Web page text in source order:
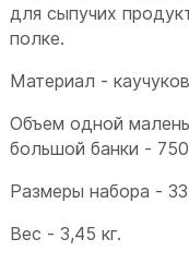
для сыпучих
полке.
Материал -
Объем одной
большой банки -
Размеры набора -
Вес - 3,45 кг.